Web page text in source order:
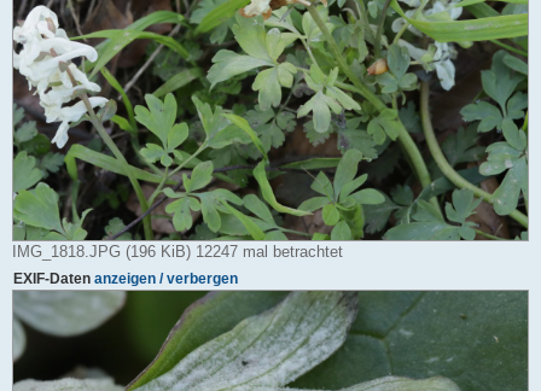
IMG_1818.JPG (196 KiB) 12247 mal betrachtet
EXIF-Daten anzeigen / verbergen